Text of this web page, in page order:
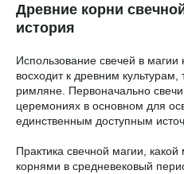
Древние корни
история
Использование свечей в магии
восходит к древним культурам,
римляне. Первоначально
церемониях в основном для
единственным доступным
Практика свечной магии,
корнями в средневековый